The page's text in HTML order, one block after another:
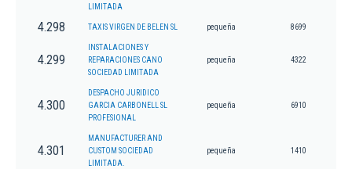
LIMITADA
4.298 TAXIS VIRGEN DE BELEN SL pequeña 8699
4.299
INSTALACIONES Y
REPARACIONES CANO
SOCIEDAD LIMITADA
pequeña 4322
4.300
DESPACHO JURIDICO
GARCIA CARBONELL SL
PROFESIONAL
pequeña 6910
4.301
MANUFACTURER AND
CUSTOM SOCIEDAD
LIMITADA.
pequeña 1410